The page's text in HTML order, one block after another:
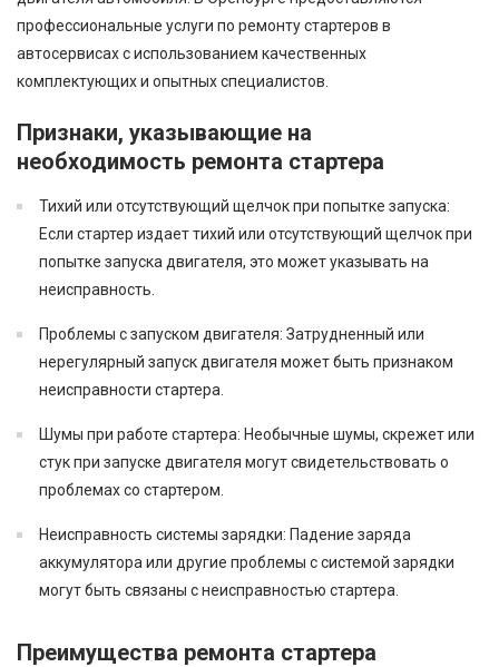
профессиональные услуги по ремонту стартеров в
автосервисах с использованием качественных
комплектующих и опытных специалистов.
Признаки, указывающие на
необходимость ремонта стартера
Тихий или отсутствующий щелчок при попытке запуска:
Если стартер издает тихий или отсутствующий щелчок при
попытке запуска двигателя, это может указывать на
неисправность.
Проблемы с запуском двигателя: Затрудненный или
нерегулярный запуск двигателя может быть признаком
неисправности стартера.
Шумы при работе стартера: Необычные шумы, скрежет или
стук при запуске двигателя могут свидетельствовать о
проблемах со стартером.
Неисправность системы зарядки: Падение заряда
аккумулятора или другие проблемы с системой зарядки
могут быть связаны с неисправностью стартера.
Преимущества ремонта стартера